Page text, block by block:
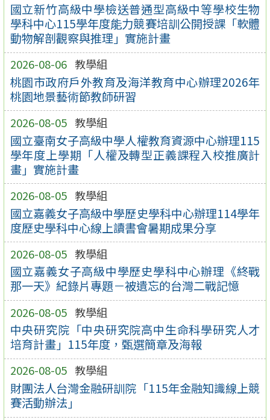
國立新竹高級中學檢送普通型高級中等學校生物
學科中心115學年度能力競賽培訓公開授課「軟體
動物解剖觀察與推理」實施計畫
2026-08-06 教學組
桃園市政府戶外教育及海洋教育中心辦理2026年
桃園地景藝術節教師研習
2026-08-05 教學組
國立臺南女子高級中學人權教育資源中心辦理115
學年度上學期「人權及轉型正義課程入校推廣計
畫」實施計畫
2026-08-05 教學組
國立嘉義女子高級中學歷史學科中心辦理114學年
度歷史學科中心線上讀書會暑期成果分享
2026-08-05 教學組
國立嘉義女子高級中學歷史學科中心辦理《終戰
那一天》紀錄片專題－被遺忘的台灣二戰記憶
2026-08-05 教學組
中央研究院「中央研究院高中生命科學研究人才
培育計畫」115年度，甄選簡章及海報
2026-08-05 教學組
財團法人台灣金融研訓院「115年金融知識線上競
賽活動辦法」